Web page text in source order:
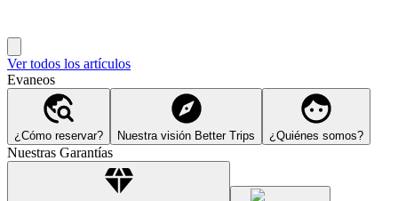
Ver todos los artículos
Evaneos
¿Cómo reservar? Nuestra visión Better Trips ¿Quiénes somos?
Nuestras Garantías